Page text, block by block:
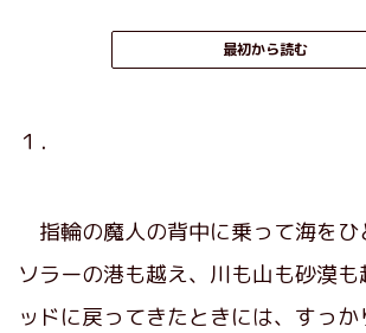
最初から読む
１．
指輪の魔人の背中に乗って海をひ
ソラーの港も越え、川も山も砂漠
ッドに戻ってきたときには、すっ